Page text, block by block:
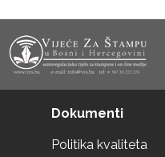
Dokumenti
Politika kvaliteta